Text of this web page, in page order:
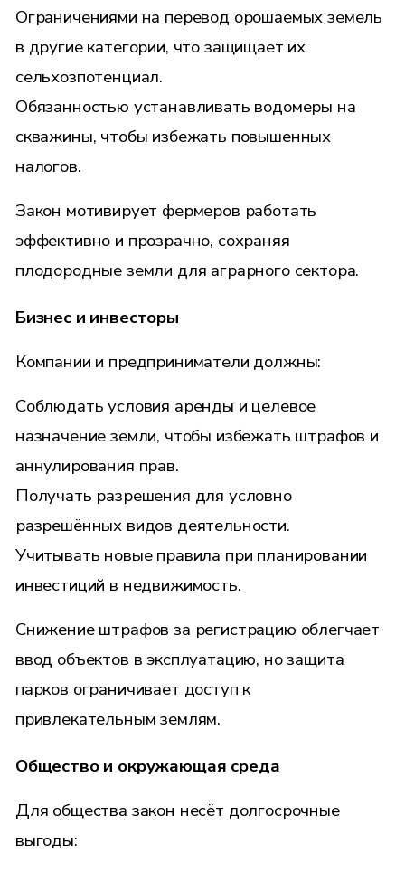
Ограничениями на перевод орошаемых земель
в другие категории, что защищает их
сельхозпотенциал.
Обязанностью устанавливать водомеры на
скважины, чтобы избежать повышенных
налогов.
Закон мотивирует фермеров работать
эффективно и прозрачно, сохраняя
плодородные земли для аграрного сектора.
Бизнес и инвесторы
Компании и предприниматели должны:
Соблюдать условия аренды и целевое
назначение земли, чтобы избежать штрафов и
аннулирования прав.
Получать разрешения для условно
разрешённых видов деятельности.
Учитывать новые правила при планировании
инвестиций в недвижимость.
Снижение штрафов за регистрацию облегчает
ввод объектов в эксплуатацию, но защита
парков ограничивает доступ к
привлекательным землям.
Общество и окружающая среда
Для общества закон несёт долгосрочные
выгоды: